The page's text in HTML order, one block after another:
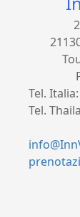
Tel.
Tel.
+66